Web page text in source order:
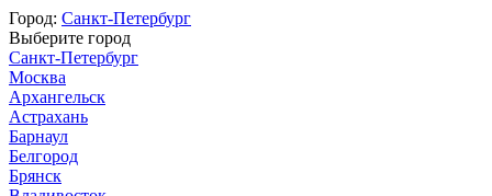
Город: Санкт-Петербург
Выберите город
Санкт-Петербург
Москва
Архангельск
Астрахань
Барнаул
Белгород
Брянск